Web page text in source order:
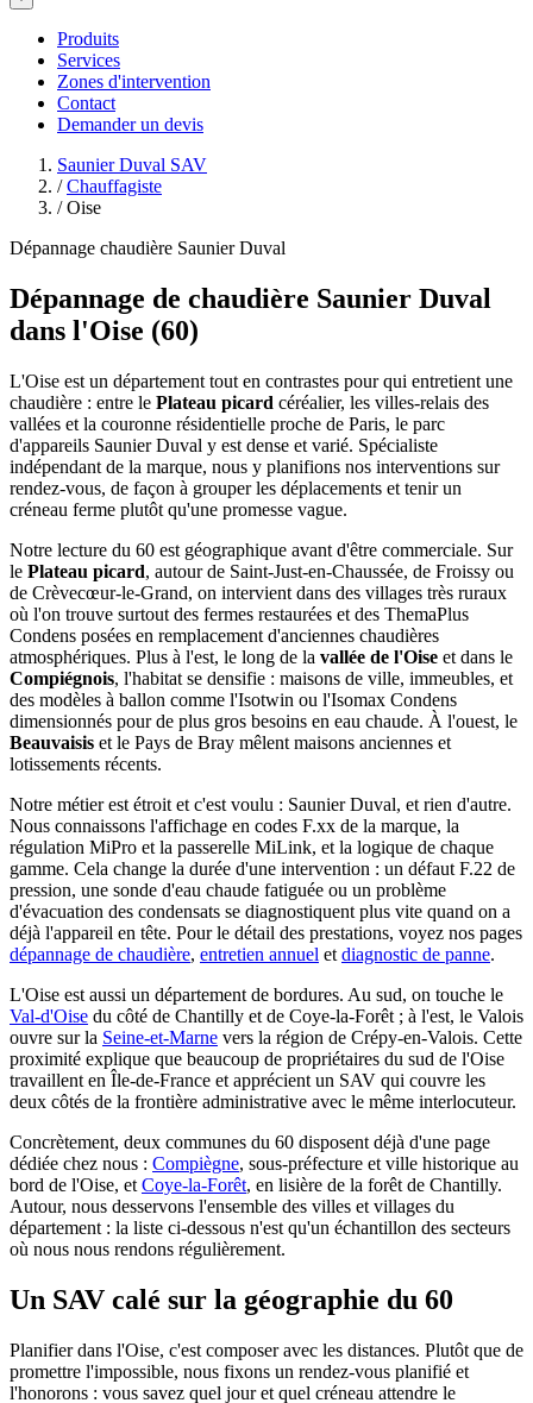
Produits
Services
Zones d'intervention
Contact
Demander un devis
Saunier Duval SAV
/ Chauffagiste
/ Oise
Dépannage chaudière Saunier Duval
Dépannage de chaudière Saunier Duval
dans l'Oise (60)
L'Oise est un département tout en contrastes pour qui entretient une
chaudière : entre le Plateau picard céréalier, les villes-relais des
vallées et la couronne résidentielle proche de Paris, le parc
d'appareils Saunier Duval y est dense et varié. Spécialiste
indépendant de la marque, nous y planifions nos interventions sur
rendez-vous, de façon à grouper les déplacements et tenir un
créneau ferme plutôt qu'une promesse vague.
Notre lecture du 60 est géographique avant d'être commerciale. Sur
le Plateau picard, autour de Saint-Just-en-Chaussée, de Froissy ou
de Crèvecœur-le-Grand, on intervient dans des villages très ruraux
où l'on trouve surtout des fermes restaurées et des ThemaPlus
Condens posées en remplacement d'anciennes chaudières
atmosphériques. Plus à l'est, le long de la vallée de l'Oise et dans le
Compiégnois, l'habitat se densifie : maisons de ville, immeubles, et
des modèles à ballon comme l'Isotwin ou l'Isomax Condens
dimensionnés pour de plus gros besoins en eau chaude. À l'ouest, le
Beauvaisis et le Pays de Bray mêlent maisons anciennes et
lotissements récents.
Notre métier est étroit et c'est voulu : Saunier Duval, et rien d'autre.
Nous connaissons l'affichage en codes F.xx de la marque, la
régulation MiPro et la passerelle MiLink, et la logique de chaque
gamme. Cela change la durée d'une intervention : un défaut F.22 de
pression, une sonde d'eau chaude fatiguée ou un problème
d'évacuation des condensats se diagnostiquent plus vite quand on a
déjà l'appareil en tête. Pour le détail des prestations, voyez nos pages
dépannage de chaudière, entretien annuel et diagnostic de panne.
L'Oise est aussi un département de bordures. Au sud, on touche le
Val-d'Oise du côté de Chantilly et de Coye-la-Forêt ; à l'est, le Valois
ouvre sur la Seine-et-Marne vers la région de Crépy-en-Valois. Cette
proximité explique que beaucoup de propriétaires du sud de l'Oise
travaillent en Île-de-France et apprécient un SAV qui couvre les
deux côtés de la frontière administrative avec le même interlocuteur.
Concrètement, deux communes du 60 disposent déjà d'une page
dédiée chez nous : Compiègne, sous-préfecture et ville historique au
bord de l'Oise, et Coye-la-Forêt, en lisière de la forêt de Chantilly.
Autour, nous desservons l'ensemble des villes et villages du
département : la liste ci-dessous n'est qu'un échantillon des secteurs
où nous nous rendons régulièrement.
Un SAV calé sur la géographie du 60
Planifier dans l'Oise, c'est composer avec les distances. Plutôt que de
promettre l'impossible, nous fixons un rendez-vous planifié et
l'honorons : vous savez quel jour et quel créneau attendre le